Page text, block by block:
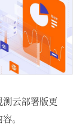
云部署版更
。